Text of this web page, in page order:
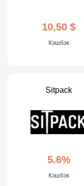
10,50 $
Кэшбэк
Sitpack
5.6%
Кэшбэк